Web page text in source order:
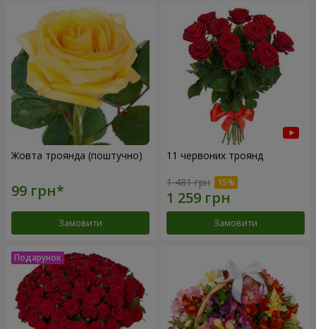
Жовта троянда (поштучно)
Замовити
11 червоних троянд
1 481 грн
Замовити